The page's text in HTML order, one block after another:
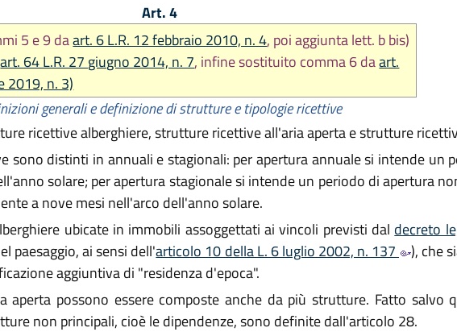
Art. 4
5 e 9 daart. 6 L.R. 12 febbraio 2010, n. 4, poi aggiunta lett. b bis)
art. 64 L.R. 27 giugno 2014, n. 7, infine sostituito comma 6 daart.
2019, n. 3)
generali e definizione di strutture e tipologie ricettive
ricettive alberghiere, strutture ricettive all'aria aperta e strutture
sono distinti in annuali e stagionali: per apertura annuale si intende un
solare; per apertura stagionale si intende un periodo di apertura
a nove mesi nell'arco dell'anno solare.
ubicate in immobili assoggettati ai vincoli previsti dal decreto
paesaggio, ai sensi dell'articolo 10 della L. 6 luglio 2002, n. 137
), che
aggiuntiva di "residenza d'epoca".
aperta possono essere composte anche da più strutture. Fatto salvo
non principali, cioè le dipendenze, sono definite dall'articolo 28.